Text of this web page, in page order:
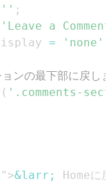
'' ;
'Leave a
= 'none'
ンの最下部に戻し
( '.comments-
" >&larr;
Homeに